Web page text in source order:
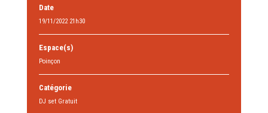
Date
19/11/2022 21h30
Espace(s)
Poinçon
Catégorie
DJ set Gratuit